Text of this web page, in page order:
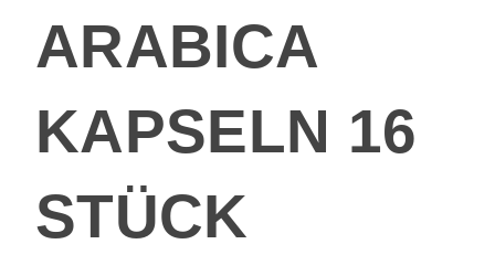
ARABICA
KAPSELN 16
STÜCK